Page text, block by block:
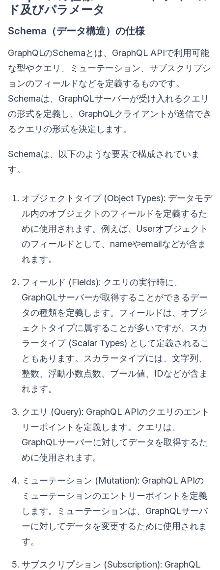
ド及びパラメータ
Schema（データ構造）の仕様
GraphQLのSchemaとは、GraphQL APIで利用可能
な型やクエリ、ミューテーション、サブスクリプシ
ョンのフィールドなどを定義するものです。
Schemaは、GraphQLサーバーが受け入れるクエリ
の形式を定義し、GraphQLクライアントが送信でき
るクエリの形式を決定します。
Schemaは、以下のような要素で構成されていま
す。
オブジェクトタイプ (Object Types): データモデ
ル内のオブジェクトのフィールドを定義するた
めに使用されます。例えば、Userオブジェクト
のフィールドとして、nameやemailなどが含ま
れます。
フィールド (Fields): クエリの実行時に、
GraphQLサーバーが取得することができるデー
タの種類を定義します。フィールドは、オブジ
ェクトタイプに属することが多いですが、スカ
ラータイプ (Scalar Types) として定義されるこ
ともあります。スカラータイプには、文字列、
整数、浮動小数点数、ブール値、IDなどが含ま
れます。
クエリ (Query): GraphQL APIのクエリのエント
リーポイントを定義します。クエリは、
GraphQLサーバーに対してデータを取得するた
めに使用されます。
ミューテーション (Mutation): GraphQL APIの
ミューテーションのエントリーポイントを定義
します。ミューテーションは、GraphQLサーバ
ーに対してデータを変更するために使用されま
す。
サブスクリプション (Subscription): GraphQL